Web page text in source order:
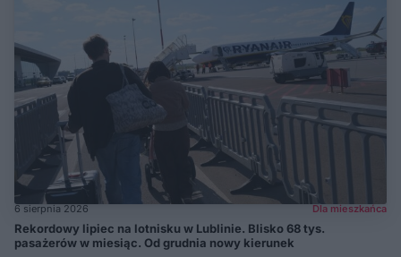
6 sierpnia 2026 Dla mieszkańca
Rekordowy lipiec na lotnisku w Lublinie. Blisko 68 tys.
pasażerów w miesiąc. Od grudnia nowy kierunek